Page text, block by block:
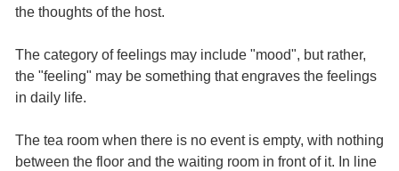
the thoughts of the host.
The category of feelings may include "mood", but rather,
the "feeling" may be something that engraves the feelings
in daily life.
The tea room when there is no event is empty, with nothing
between the floor and the waiting room in front of it. In line